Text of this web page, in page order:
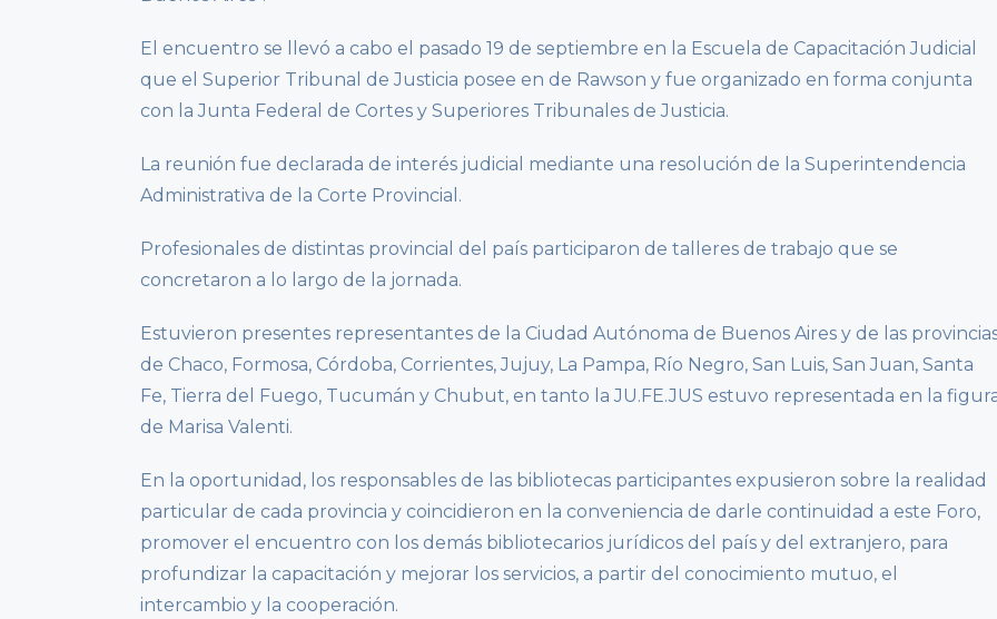
El encuentro se llevó a cabo el pasado 19 de septiembre en la Escuela de Capacitación Judicial
que el Superior Tribunal de Justicia posee en de Rawson y fue organizado en forma conjunta
con la Junta Federal de Cortes y Superiores Tribunales de Justicia.
La reunión fue declarada de interés judicial mediante una resolución de la Superintendencia
Administrativa de la Corte Provincial.
Profesionales de distintas provincial del país participaron de talleres de trabajo que se
concretaron a lo largo de la jornada.
Estuvieron presentes representantes de la Ciudad Autónoma de Buenos Aires y de las
de Chaco, Formosa, Córdoba, Corrientes, Jujuy, La Pampa, Río Negro, San Luis, San Juan, Santa
Fe, Tierra del Fuego, Tucumán y Chubut, en tanto la JU.FE.JUS estuvo representada en la
de Marisa Valenti.
En la oportunidad, los responsables de las bibliotecas participantes expusieron sobre la realidad
particular de cada provincia y coincidieron en la conveniencia de darle continuidad a este Foro,
promover el encuentro con los demás bibliotecarios jurídicos del país y del extranjero, para
profundizar la capacitación y mejorar los servicios, a partir del conocimiento mutuo, el
intercambio y la cooperación.